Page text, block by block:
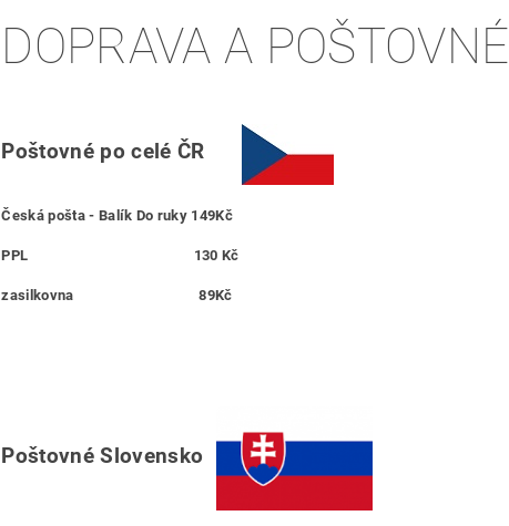
DOPRAVA A POŠTOVNÉ
Poštovné po celé ČR
Česká pošta - Balík Do ruky 149Kč
PPL 130 Kč
zasilkovna 89Kč
Poštovné Slovensko